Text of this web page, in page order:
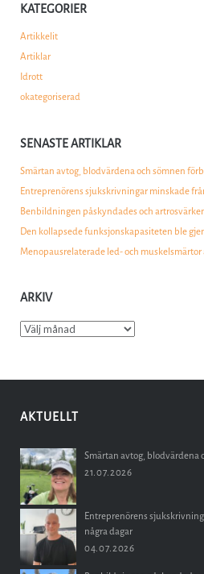
KATEGORIER
Artikkelit
Artiklar
Idrott
okategoriserad
SENASTE ARTIKLAR
Smärtan avtog, blodvärdena och sömnen
Entreprenörens sjukskrivningar minskade
Benbildningen påskyndades och
Den kollapsede funksjonskapasiteten ble
Menopausrelaterade led- och muskelsmärtor
ARKIV
Arkiv
AKTUELLT
Smärtan avtog, blodvärdena
21.07.2026
Entreprenörens
några dagar
04.07.2026